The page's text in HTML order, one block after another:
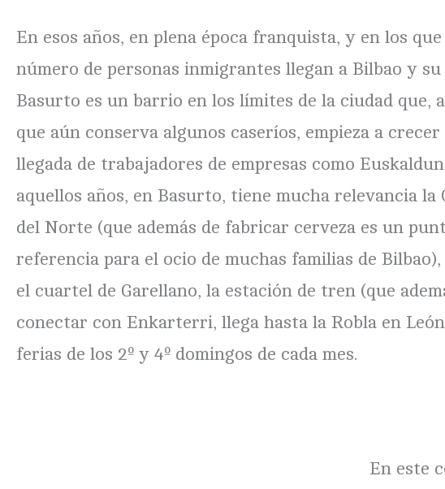
En esos años, en plena época franquista, y en los
número de personas inmigrantes llegan a Bilbao y
Basurto es un barrio en los límites de la ciudad que,
que aún conserva algunos caseríos, empieza a
llegada de trabajadores de empresas como
aquellos años, en Basurto, tiene mucha relevancia la
del Norte (que además de fabricar cerveza es un
referencia para el ocio de muchas familias de
el cuartel de Garellano, la estación de tren (que
conectar con Enkarterri, llega hasta la Robla en
ferias de los 2º y 4º domingos de cada mes.
En este